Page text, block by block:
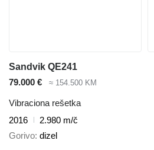
Sandvik QE241
79.000 €
≈ 154.500 KM
Vibraciona rešetka
2016
2.980 m/č
Gorivo dizel